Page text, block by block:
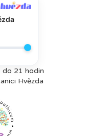
do 21 hodin
Hvězda